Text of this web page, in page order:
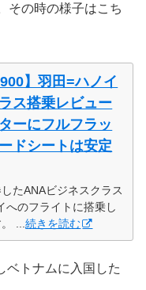
その時の様子はこち
】羽田=ハノイ
ス搭乗レビュー
ーにフルフラッ
ドシートは安定
たANAビジネスクラス
へのフライトに搭乗し
...続きを読む
ベトナムに入国した